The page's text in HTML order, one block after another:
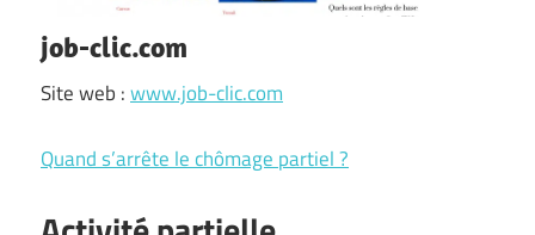
job-clic.com
Site web :www.job-clic.com
Quand s’arrête le chômage partiel ?